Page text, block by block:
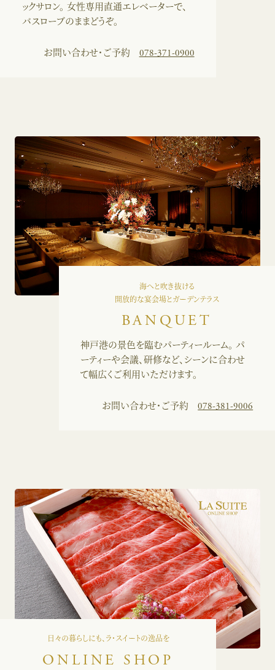
ックサロン。 女性専用直通エレベーターで、
バスローブのままどうぞ。
お問い合わせ・ご予約 078-371-0900
海へと吹き抜ける
開放的な宴会場とガーデンテラス
BANQUET
神戸港の景色を臨むパーティールーム。 パ
ーティーや会議、研修など、シーンに合わせ
て幅広くご利用いただけます。
お問い合わせ・ご予約078-381-9006
日々の暮らしにも、ラ・スイートの逸品を
ONLINE SHOP